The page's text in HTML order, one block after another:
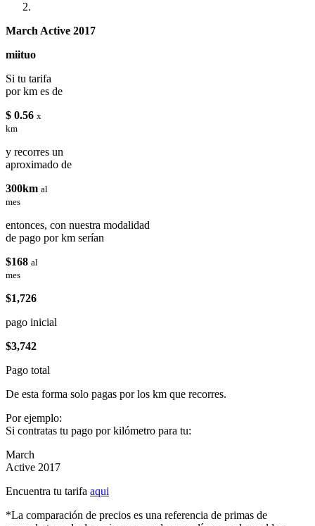
March Active 2017
miituo
Si tu tarifa
por km es de
$ 0.56 x
km
y recorres un
aproximado de
300km al
mes
entonces, con nuestra modalidad
de pago por km serían
$168 al
mes
$1,726
pago inicial
$3,742
Pago total
De esta forma solo pagas por los km que recorres.
Por ejemplo:
Si contratas tu pago por kilómetro para tu:
March
Active 2017
Encuentra tu tarifa aqui
*La comparación de precios es una referencia de primas de